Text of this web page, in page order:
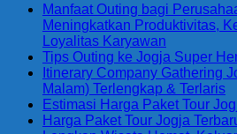
Manfaat Outing bagi
Meningkatkan Produktivitas,
Loyalitas Karyawan
Tips Outing ke Jogja Super
Itinerary Company Gathering
Malam) Terlengkap & Terlaris
Estimasi Harga Paket Tour
Harga Paket Tour Jogja